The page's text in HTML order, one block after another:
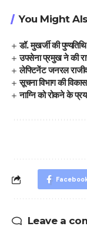
You Might
डॉ. मुखर्जी की
उपसेना प्रमुख ने की
लेफ्टिनेंट जनरल
सूचना विभाग की
नाग्नि को रोकने के
Leave a